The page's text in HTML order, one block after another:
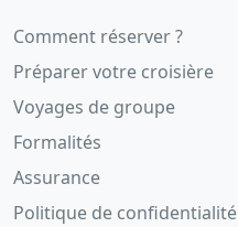
Comment réserver ?
Préparer votre croisière
Voyages de groupe
Formalités
Assurance
Politique de confidentialité